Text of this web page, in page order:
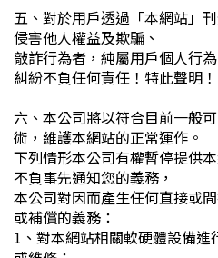
五、對於用戶透過「本網站」
侵害他人權益及欺騙、
敲詐行為者，純屬用戶個人行
糾紛不負任何責任！特此聲明！
六、本公司將以符合目前一般
術，維護本網站的正常運作。
下列情形本公司有權暫停提供
不負事先通知您的義務，
本公司對因而產生任何直接或
或補償的義務：
1、對本網站相關軟硬體設備